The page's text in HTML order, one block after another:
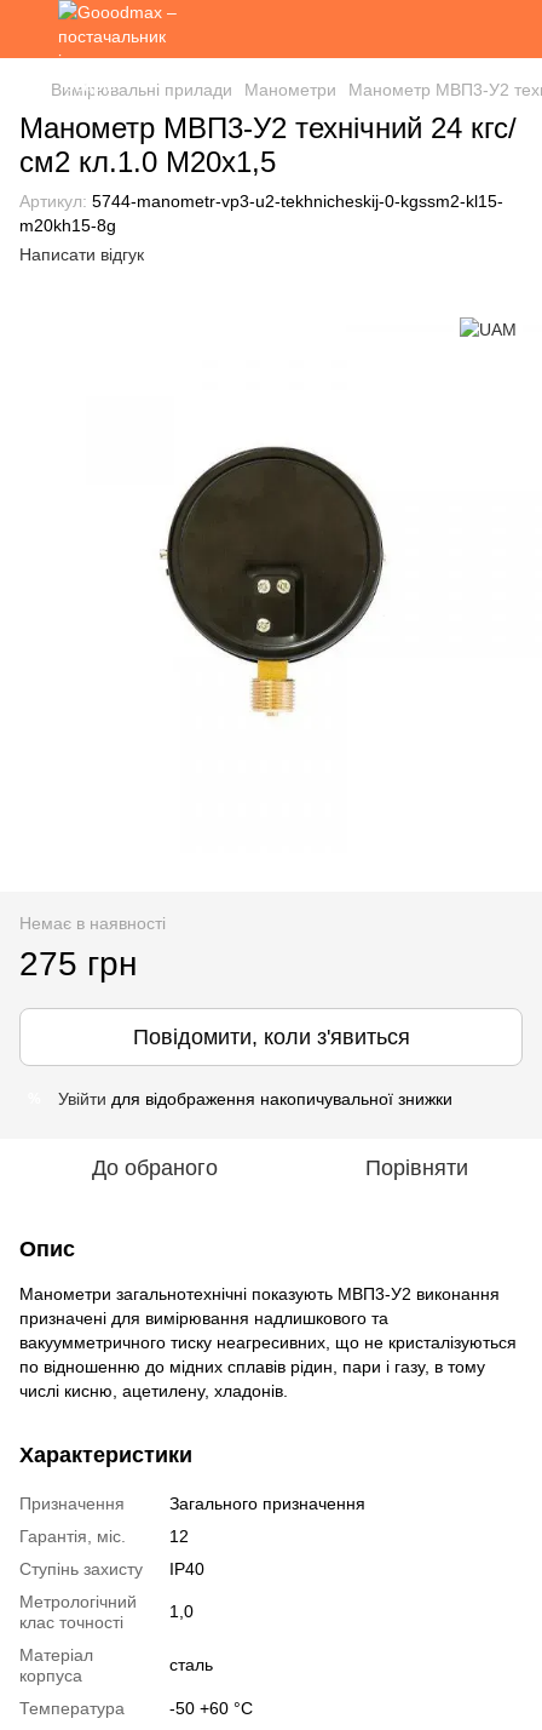
Вимірювальні прилади Манометри Манометр МВП3-У2
Манометр МВП3-У2 технічний 24 кгс/
см2 кл.1.0 М20х1,5
Артикул: 5744-manometr-vp3-u2-tekhnicheskij-0-kgssm2-kl15-
m20kh15-8g
Написати відгук
Немає в наявності
275 грн
Повідомити, коли з'явиться
Увійти для відображення накопичувальної знижки
До обраного Порівняти
Опис
Манометри загальнотехнічні показують МВП3-У2 виконання
призначені для вимірювання надлишкового та
вакуумметричного тиску неагресивних, що не кристалізуються
по відношенню до мідних сплавів рідин, пари і газу, в тому
числі кисню, ацетилену, хладонів.
Характеристики
Призначення
Загального призначення
Гарантія, міс.
12
Ступінь захисту
IP40
Метрологічний
клас точності
1,0
Матеріал
корпуса
сталь
Температура
-50 +60 °С